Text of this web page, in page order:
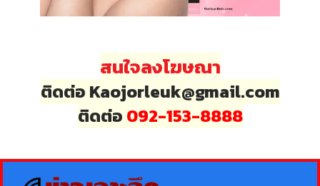
สนใจลงโฆษณา
ติดต่อ Kaojorleuk@gmail.com
ติดต่อ 092-153-8888